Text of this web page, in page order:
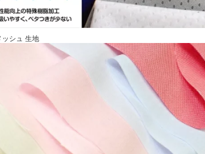
シュ 生地